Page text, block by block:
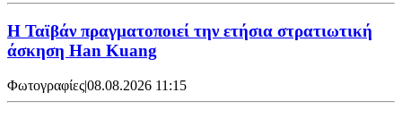
Η Ταϊβάν πραγματοποιεί την ετήσια στρατιωτική
άσκηση Han Kuang
Φωτογραφίες|08.08.2026 11:15